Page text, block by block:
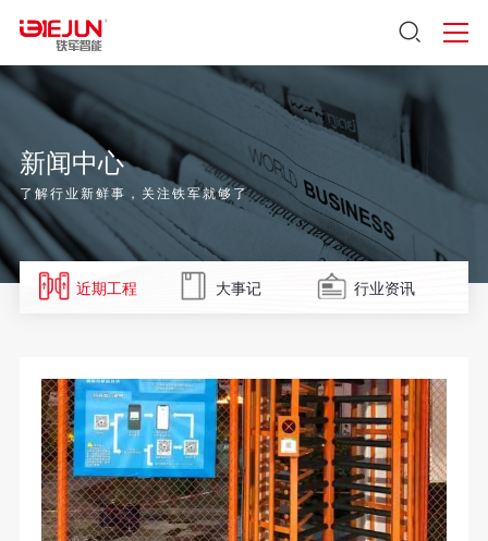
新闻中心
了解行业新鲜事，关注铁军就够了
近期工程 大事记 行业资讯